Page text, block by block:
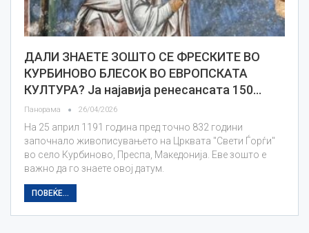
ДАЛИ ЗНАЕТЕ ЗОШТО СЕ ФРЕСКИТЕ ВО
КУРБИНОВО БЛЕСОК ВО ЕВРОПСКАТА
КУЛТУРА? Ја најавија ренесансата 150…
Панорама 26/04/2026
На 25 април 1191 година пред точно 832 години
започнало живописувањето на Црквата "Свети Ѓорѓи"
во село Курбиново, Преспа, Македонија. Еве зошто е
важно да го знаете овој датум.
ПОВЕЌЕ...